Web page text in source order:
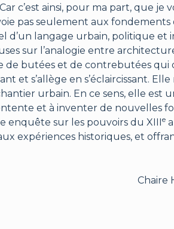
c’est ainsi, pour ma part, que
pas seulement aux fondements
d’un langage urbain, politique et
sur l’analogie entre
de butées et de contrebutées qui
et s’allège en s’éclaircissant.
urbain. En ce sens, elle est
et à inventer de nouvelles
enquête sur les pouvoirs du XIII
e
expériences historiques, et
Chaire